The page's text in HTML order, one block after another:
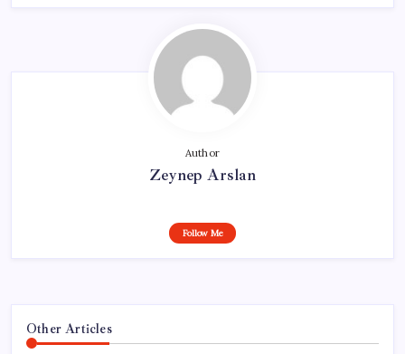
Author
Zeynep Arslan
Follow Me
Other Articles